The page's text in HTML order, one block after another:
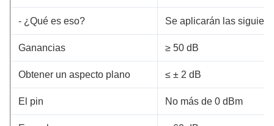
- ¿Qué es eso? Se aplicarán las
Ganancias ≥ 50 dB
Obtener un aspecto plano ≤ ± 2 dB
El pin No más de 0 dBm